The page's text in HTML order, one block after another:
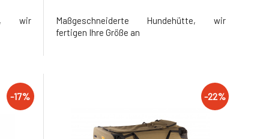
wir
Maßgeschneiderte Hundehütte, wir
fertigen Ihre Größe an
-17% -22%